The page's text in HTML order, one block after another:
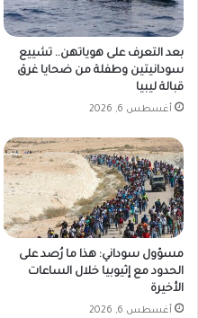
بعد التعرف على هوياتهن.. تشييع
سودانيتين وطفلة من ضحايا غرق
قبالة ليبيا
أغسطس 6, 2026
مسؤول سوداني: هذا ما رُصد على
الحدود مع إثيوبيا خلال الساعات
الأخيرة
أغسطس 6, 2026